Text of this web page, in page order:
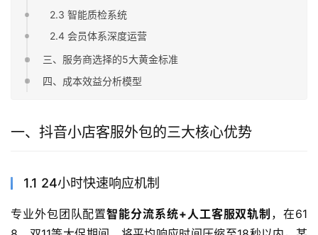
2.3 智能质检系统
2.4 会员体系深度运营
三、服务商选择的5大黄金标准
四、成本效益分析模型
一、抖音小店客服外包的三大核心优势
1.1 24小时快速响应机制
专业外包团队配置智能分流系统+人工客服双轨制 ，在61